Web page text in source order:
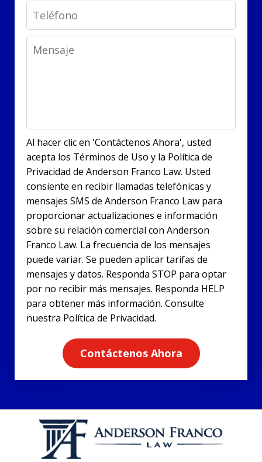
Phone
Message
Al hacer clic en 'Contáctenos Ahora', usted
acepta los Términos de Uso y la Política de
Privacidad de Anderson Franco Law. Usted
consiente en recibir llamadas telefónicas y
mensajes SMS de Anderson Franco Law para
proporcionar actualizaciones e información
sobre su relación comercial con Anderson
Franco Law. La frecuencia de los mensajes
puede variar. Se pueden aplicar tarifas de
mensajes y datos. Responda STOP para optar
por no recibir más mensajes. Responda HELP
para obtener más información. Consulte
nuestra Política de Privacidad.
Contáctenos Ahora